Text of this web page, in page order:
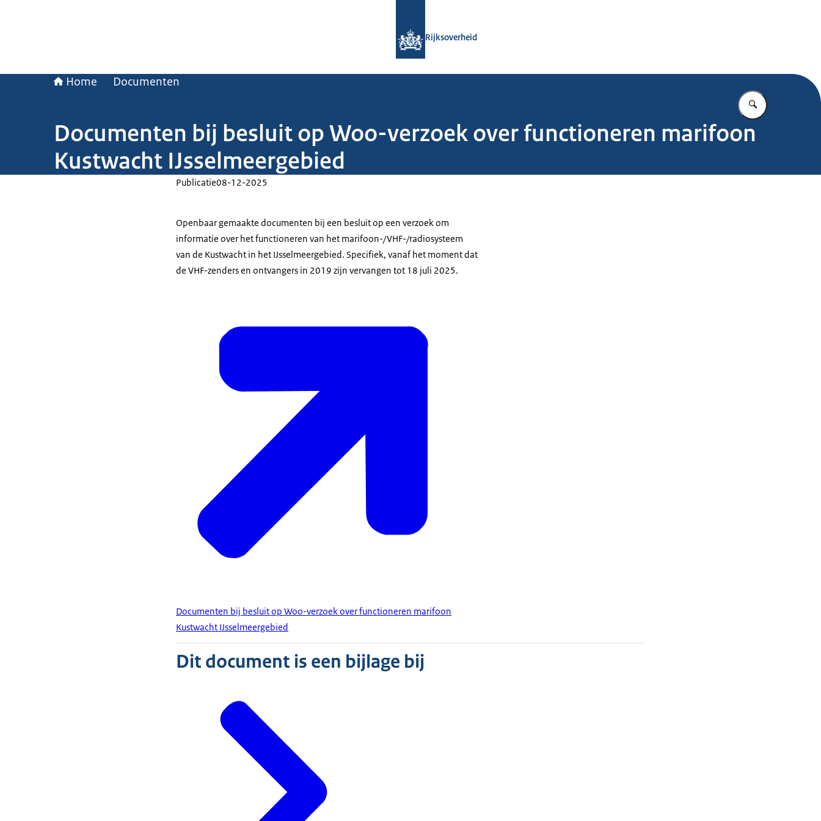
Rijksoverheid
Home Documenten
Vul in wat u
Documenten bij besluit op Woo-verzoek over functioneren marifoon
Kustwacht IJsselmeergebied
Publicatie08-12-2025
Openbaar gemaakte documenten bij een besluit op een verzoek om
informatie over het functioneren van het marifoon-/VHF-/radiosysteem
van de Kustwacht in het IJsselmeergebied. Specifiek, vanaf het moment dat
de VHF-zenders en ontvangers in 2019 zijn vervangen tot 18 juli 2025.
Documenten bij besluit op Woo-verzoek over functioneren marifoon
Kustwacht IJsselmeergebied
Dit document is een bijlage bij